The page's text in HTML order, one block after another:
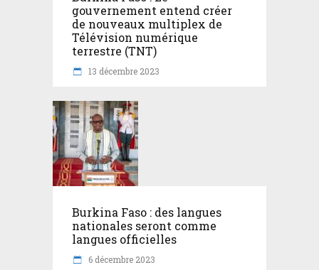
gouvernement entend créer
de nouveaux multiplex de
Télévision numérique
terrestre (TNT)
13 décembre 2023
Burkina Faso : des langues
nationales seront comme
langues officielles
6 décembre 2023